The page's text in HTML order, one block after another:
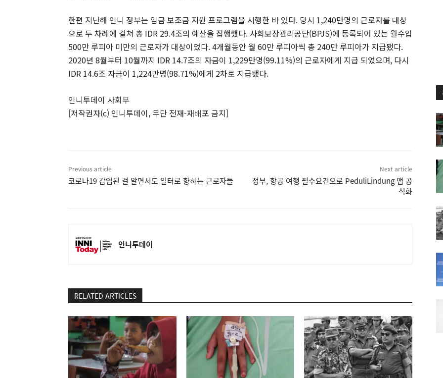
한편 지난해 인니 정부는 임금 보조금 지원 프로그램을 시행한 바 있다. 당시 1,240만명의 근로자를 대상
으로 두 차례에 걸쳐 총 IDR 29.4조의 예산을 집행했다. 사회보장관리공단(BPJS)에 등록되어 있는 월수입
500만 루피아 미만의 근로자가 대상이었다. 4개월동안 월 60만 루피아씩 총 240만 루피아가 지급됐다.
2020년 8월부터 10월까지 IDR 14.7조의 자금이 1,229만명(99.11%)의 근로자에게 지급 되었으며, 다시
IDR 14.6조 자금이 1,224만명(98.71%)에게 2차로 지급됐다.
인니투데이 사회부
[저작권자(c) 인니투데이, 무단 전재-재배포 금지]
Previous article
코로나19 감염된 걸 알면서도 일터로 향하는 근로자들
Next article
정부, 항공 여행 필수요건으로 PeduliLindung 앱 공
식화
인니투데이
RELATED ARTICLES